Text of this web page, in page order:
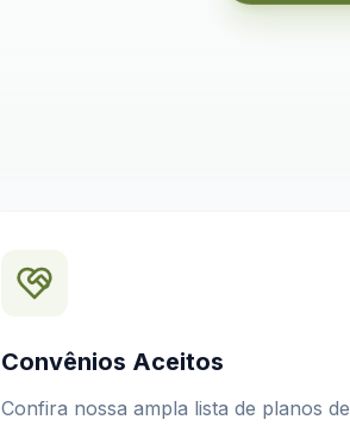
Convênios Aceitos
Confira nossa ampla lista de planos de